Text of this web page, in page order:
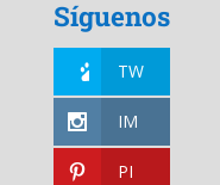
Síguenos
TW
IM
PI